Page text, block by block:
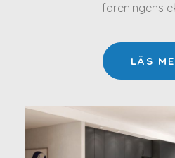
föreningens
LÄS